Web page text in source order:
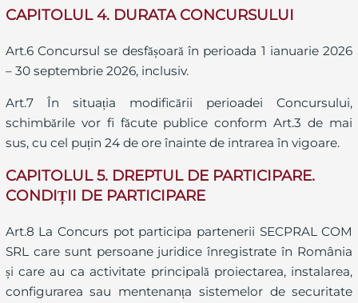
CAPITOLUL 4. DURATA CONCURSULUI
Art.6 Concursul se desfășoară în perioada 1 ianuarie 2026
– 30 septembrie 2026, inclusiv.
Art.7 În situația modificării perioadei Concursului,
schimbările vor fi făcute publice conform Art.3 de mai
sus, cu cel puțin 24 de ore înainte de intrarea în vigoare.
CAPITOLUL 5. DREPTUL DE PARTICIPARE.
CONDIȚII DE PARTICIPARE
Art.8 La Concurs pot participa partenerii SECPRAL COM
SRL care sunt persoane juridice înregistrate în România
și care au ca activitate principală proiectarea, instalarea,
configurarea sau mentenanța sistemelor de securitate